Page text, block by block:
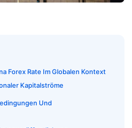
Forex Rate Im Globalen Kontext
Kapitalströme
Und